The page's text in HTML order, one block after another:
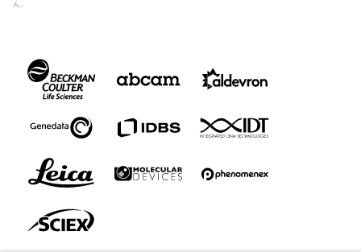
ん。